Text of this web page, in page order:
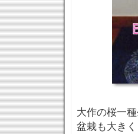
大作の桜一
盆栽も大き